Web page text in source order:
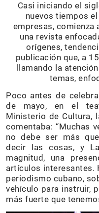
Casi iniciando el
nuevos tiempos
empresas,
una revista
orígenes,
publicación que, a
llamando la
temas,
Poco antes de
de mayo, en el
Ministerio de Cultura,
comentaba: “Muchas
no debe ser más
decir las cosas, y
magnitud, una
artículos interesantes.
periodismo cubano,
vehículo para instruir,
más fuerte que